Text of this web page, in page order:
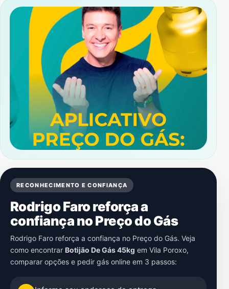
RECONHECIMENTO E CONFIANÇA
Rodrigo Faro reforça a
confiança no Preço do Gás
Rodrigo Faro reforça a confiança no Preço do Gás. Veja
como encontrar Botijão De Gás 45kg em Vila Poroxo,
comparar opções e pedir gás online em 3 passos: